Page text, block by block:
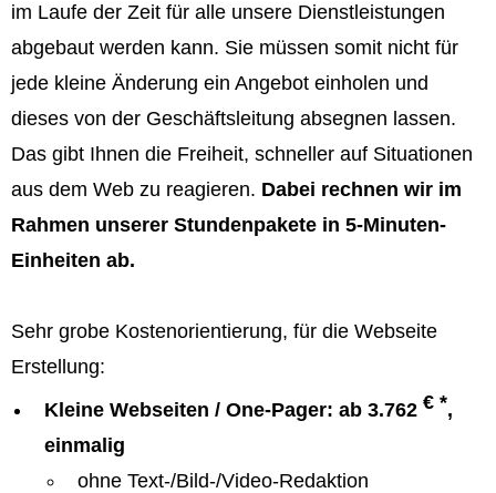
im Laufe der Zeit für alle unsere Dienstleistungen
abgebaut werden kann. Sie müssen somit nicht für
jede kleine Änderung ein Angebot einholen und
dieses von der Geschäftsleitung absegnen lassen.
Das gibt Ihnen die Freiheit, schneller auf Situationen
aus dem Web zu reagieren. Dabei rechnen wir im
Rahmen unserer Stundenpakete in 5-Minuten-
Einheiten ab.
Sehr grobe Kostenorientierung, für die Webseite
Erstellung:
Kleine Webseiten / One-Pager: ab 3.762 € *,
einmalig
ohne Text-/Bild-/Video-Redaktion